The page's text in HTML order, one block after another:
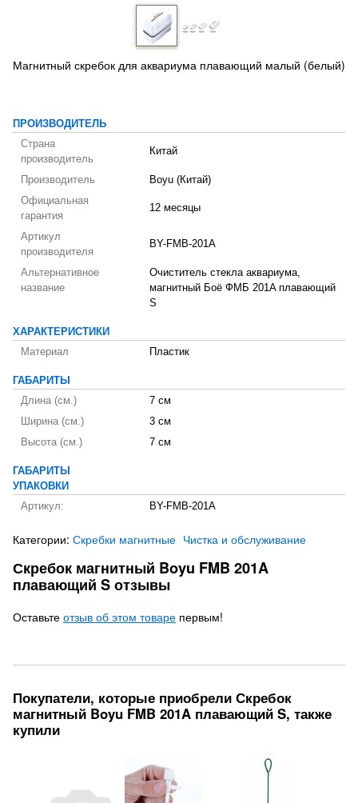
Магнитный скребок для аквариума плавающий малый (белый)
ПРОИЗВОДИТЕЛЬ
Страна
производитель
Китай
Производитель
Boyu (Китай)
Официальная
гарантия
12 месяцы
Артикул
производителя
BY-FMB-201A
Альтернативное
название
Очиститель стекла аквариума,
магнитный Боё ФМБ 201A плавающий
S
ХАРАКТЕРИСТИКИ
Материал
Пластик
ГАБАРИТЫ
Длина (см.)
7 см
Ширина (см.)
3 см
Высота (см.)
7 см
ГАБАРИТЫ
УПАКОВКИ
Артикул:
BY-FMB-201A
Категории: Скребки магнитные Чистка и обслуживание
Скребок магнитный Boyu FMB 201A
плавающий S отзывы
Оставьте отзыв об этом товаре первым!
Покупатели, которые приобрели Скребок
магнитный Boyu FMB 201A плавающий S, также
купили